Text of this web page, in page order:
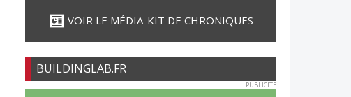
VOIR LE MÉDIA-KIT DE CHRONIQUES
BUILDINGLAB.FR
PUBLICITE